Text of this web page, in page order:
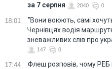
за 7 серпня
2040 0
18:01
"Вони воюють, самі
Чернівцях водія
зневажливих слів про
147 0
17:44 Флеш розповів, чому РЕБ